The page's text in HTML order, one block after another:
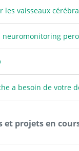
les vaisseaux
neuromonitoring
a besoin de votre
et projets en